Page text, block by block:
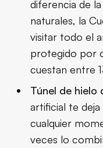
diferencia de
naturales, la
visitar todo el
protegido por
cuestan entre
Túnel de hielo
artificial te
cualquier
veces lo